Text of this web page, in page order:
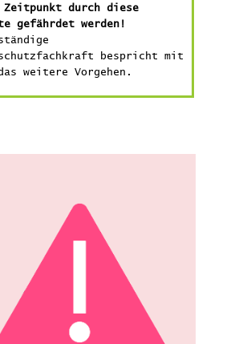
Zeitpunkt durch diese
gefährdet werden!
bespricht mit
weitere Vorgehen.